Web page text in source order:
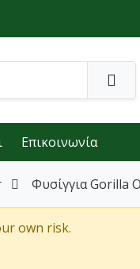
Επικοινωνία
Φυσίγγια Gorilla
own risk.